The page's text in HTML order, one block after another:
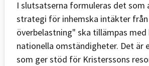
I slutsatserna formuleras det som
strategi för inhemska intäkter från
överbelastning" ska tillämpas med
nationella omständigheter. Det är
som ger stöd för Kristerssons